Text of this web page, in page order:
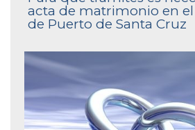
acta de matrimonio en el
de Puerto de Santa Cruz